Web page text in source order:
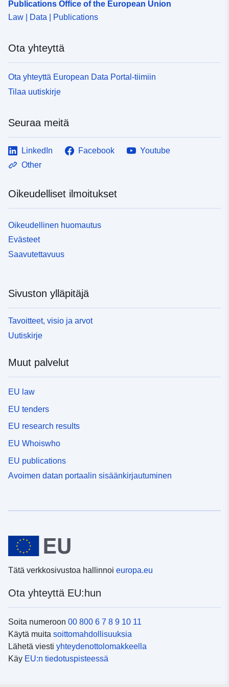
Publications Office of the European Union
Law | Data | Publications
Ota yhteyttä
Ota yhteyttä European Data Portal-tiimiin
Tilaa uutiskirje
Seuraa meitä
LinkedIn Facebook
Youtube
Other
Oikeudelliset ilmoitukset
Oikeudellinen huomautus
Evästeet
Saavutettavuus
Sivuston ylläpitäjä
Tavoitteet, visio ja arvot
Uutiskirje
Muut palvelut
EU law
EU tenders
EU research results
EU Whoiswho
EU publications
Avoimen datan portaalin sisäänkirjautuminen
Tätä verkkosivustoa hallinnoi europa.eu
Ota yhteyttä EU:hun
Soita numeroon 00 800 6 7 8 9 10 11
Käytä muita soittomahdollisuuksia
Lähetä viesti yhteydenottolomakkeella
Käy EU:n tiedotuspisteessä